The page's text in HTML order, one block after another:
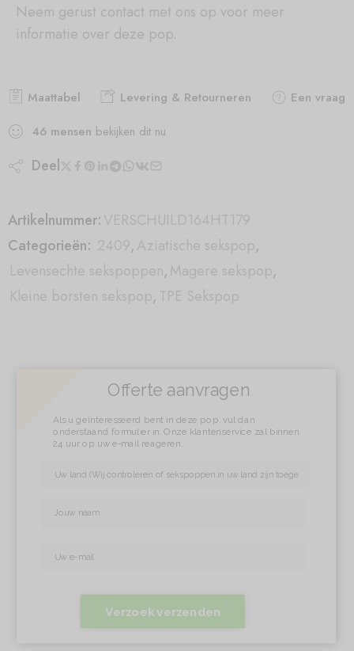
Neem gerust contact met ons op voor meer
informatie over deze pop.
Maattabel Levering & Retourneren
Een vraag
46 mensen bekijken dit nu
Deel
Artikelnummer:VERSCHUILD164HT179
Categorieën: 2409,Aziatische sekspop,
Levensechte sekspoppen,Magere sekspop,
Kleine borsten sekspop,TPE Sekspop
Offerte aanvragen
Als u geïnteresseerd bent in deze pop, vul dan
onderstaand formulier in. Onze klantenservice zal binnen
24 uur op uw e-mail reageren.
Verzoek verzenden